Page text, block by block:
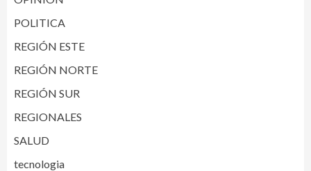
POLITICA
REGIÓN ESTE
REGIÓN NORTE
REGIÓN SUR
REGIONALES
SALUD
tecnologia